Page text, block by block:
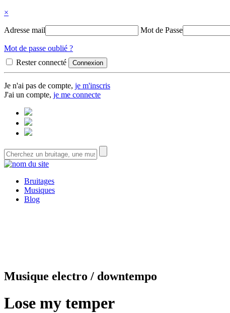
×
Adresse mail Mot de Passe
Mot de passe oublié ?
Rester connecté
Je n'ai pas de compte, je m'inscris
J'ai un compte, je me connecte
Bruitages
Musiques
Blog
Musique electro / downtempo
Lose my temper